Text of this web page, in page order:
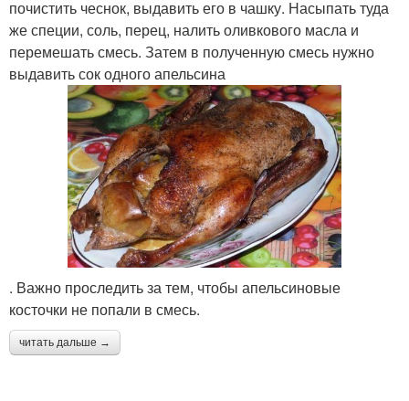
почистить чеснок, выдавить его в чашку. Насыпать туда
же специи, соль, перец, налить оливкового масла и
перемешать смесь. Затем в полученную смесь нужно
выдавить сок одного апельсина
. Важно проследить за тем, чтобы апельсиновые
косточки не попали в смесь.
читать дальше →